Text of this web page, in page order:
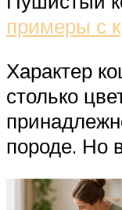
примеры с
Характер
столько
породе. Но